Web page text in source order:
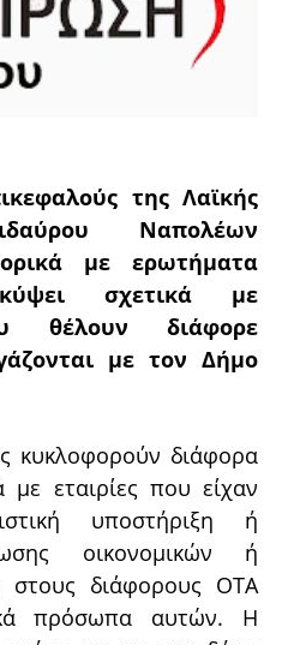
της Λαϊκής
Ναπολέων
με ερωτήματα
σχετικά με
θέλουν διάφορε
με τον Δήμο
κυκλοφορούν διάφορα
με εταιρίες που είχαν
υποστήριξη ή
οικονομικών ή
στους διάφορους ΟΤΑ
πρόσωπα αυτών. Η